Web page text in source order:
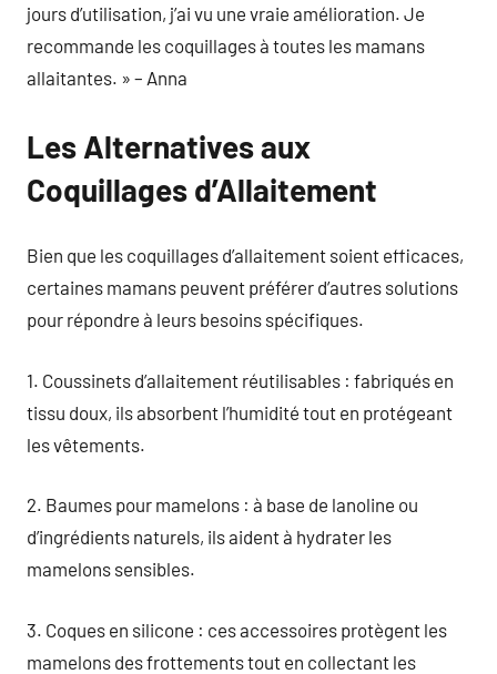
jours d’utilisation, j’ai vu une vraie amélioration. Je
recommande les coquillages à toutes les mamans
allaitantes. » – Anna
Les Alternatives aux
Coquillages d’Allaitement
Bien que les coquillages d’allaitement soient efficaces,
certaines mamans peuvent préférer d’autres solutions
pour répondre à leurs besoins spécifiques.
1. Coussinets d’allaitement réutilisables : fabriqués en
tissu doux, ils absorbent l’humidité tout en protégeant
les vêtements.
2. Baumes pour mamelons : à base de lanoline ou
d’ingrédients naturels, ils aident à hydrater les
mamelons sensibles.
3. Coques en silicone : ces accessoires protègent les
mamelons des frottements tout en collectant les